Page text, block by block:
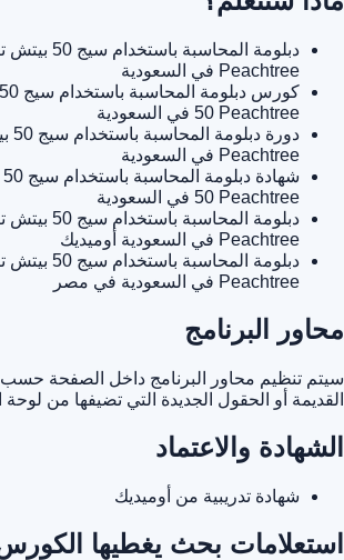
Peachtree في السعودية
50 Peachtree في السعودية
Peachtree في السعودية
50 Peachtree في السعودية
Peachtree في السعودية أوميديك
Peachtree في السعودية في مصر
محاور البرنامج
سيتم تنظيم محاور البرنامج داخل الصفحة حسب
القديمة أو الحقول الجديدة التي تضيفها من لوحة
الشهادة والاعتماد
شهادة تدريبية من أوميديك
استعلامات بحث يغطيها